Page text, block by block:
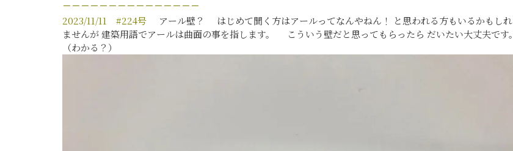
－－－－－－－－－－－－－－－
2023/11/11 #224号 アール壁？ はじめて聞く方はアールってなんやねん！ と思われる方もいるかもしれ
ませんが 建築用語でアールは曲面の事を指します。 こういう壁だと思ってもらったら だいたい大丈夫です。
（わかる？）